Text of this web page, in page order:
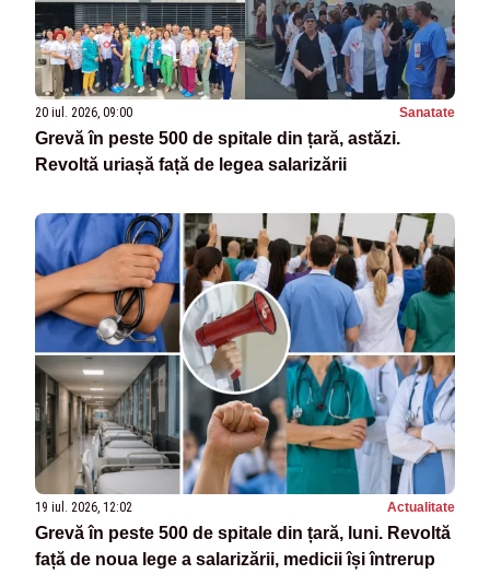
20 iul. 2026, 09:00 Sanatate
Grevă în peste 500 de spitale din țară, astăzi.
Revoltă uriașă față de legea salarizării
19 iul. 2026, 12:02 Actualitate
Grevă în peste 500 de spitale din țară, luni. Revoltă
față de noua lege a salarizării, medicii își întrerup